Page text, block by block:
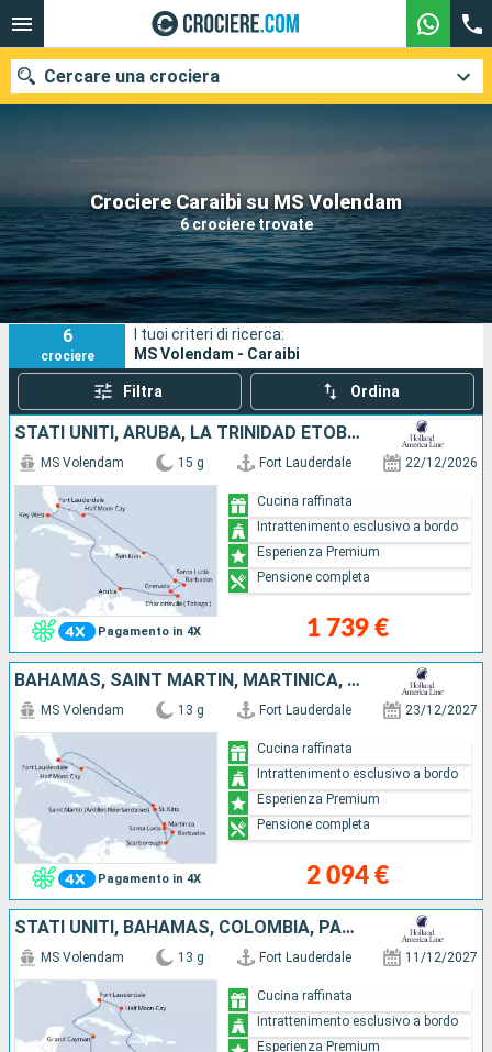
Crociere Caraibi su MS Volendam
6 crociere trovate
Cercare una crociera
Le nostre destinazioni
Mesi di partenza
Porti Compagnie
Ricerca
6
crociere
I tuoi criteri di ricerca:
MS Volendam - Caraibi
Filtra Ordina
STATI UNITI, ARUBA, LA TRINIDAD ETOBAGO, GRENADA, BARBADOS, SANTA LUCIA, PORTORICO, BAHAMAS
Pagamento in 4X
MS Volendam 15 g Fort Lauderdale 22/12/2026
1 739 €
Cucina raffinata
Intrattenimento esclusivo a bordo
Esperienza Premium
Pensione completa
BAHAMAS, SAINT MARTIN, MARTINICA, BARBADOS, LA TRINIDAD ETOBAGO, SANTA LUCIA, ANTIGUA E BARBUDA, STATI UNITI
Pagamento in 4X
MS Volendam 13 g Fort Lauderdale 23/12/2027
2 094 €
Cucina raffinata
Intrattenimento esclusivo a bordo
Esperienza Premium
Pensione completa
STATI UNITI, BAHAMAS, COLOMBIA, PANAMA, COSTA RICA, ISOLE CAYMAN
MS Volendam 13 g Fort Lauderdale 11/12/2027
Cucina raffinata
Intrattenimento esclusivo a bordo
Esperienza Premium